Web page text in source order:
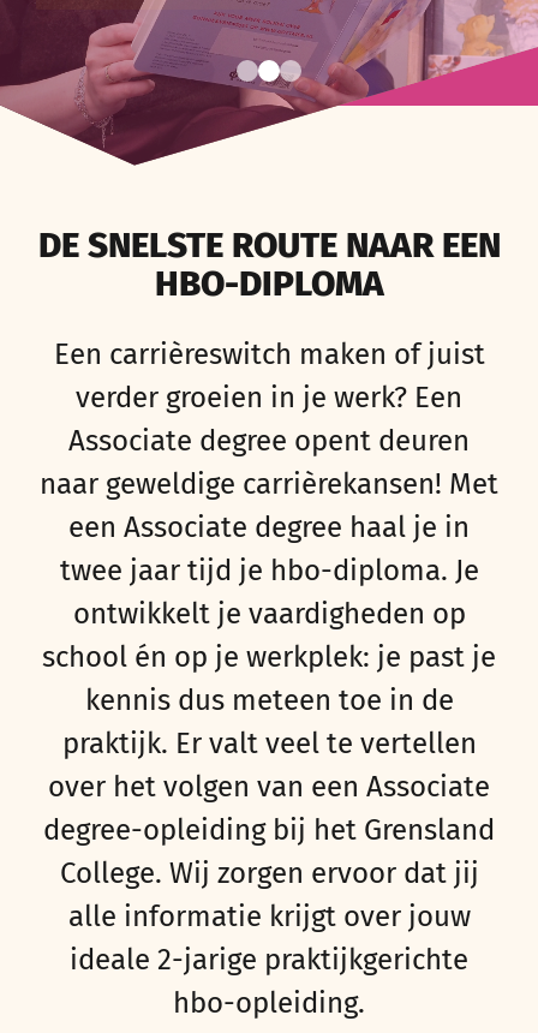
DE SNELSTE ROUTE NAAR EEN
HBO-DIPLOMA
Een carrièreswitch maken of juist
verder groeien in je werk? Een
Associate degree opent deuren
naar geweldige carrièrekansen! Met
een Associate degree haal je in
twee jaar tijd je hbo-diploma. Je
ontwikkeltje vaardigheden op
school én op je werkplek: je past je
kennis dus meteen toe in de
praktijk. Er valt veel te vertellen
over het volgen van een Associate
degree-opleiding bij het Grensland
College. Wij zorgen ervoor dat jij
alle informatie krijgt over jouw
ideale 2-jarige praktijkgerichte
hbo-opleiding.